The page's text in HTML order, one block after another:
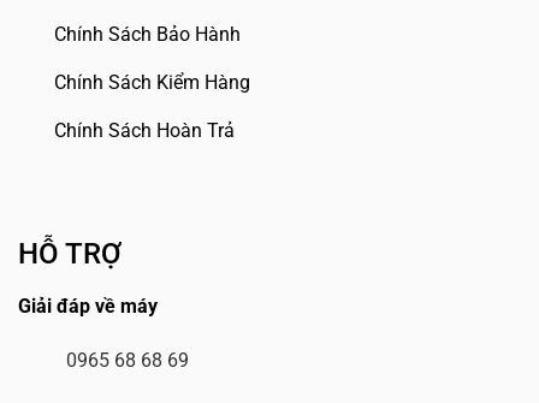
Chính Sách Bảo Hành
Chính Sách Kiểm Hàng
Chính Sách Hoàn Trả
HỖ TRỢ
Giải đáp về máy
0965 68 68 69